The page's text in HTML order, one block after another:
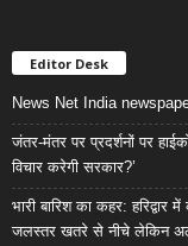
Editor Desk
News Net India
जंतर-मंतर पर प्रदर्शनों पर
विचार करेगी सरकार?’
भारी बारिश का कहर:
जलस्तर खतरे से नीचे लेकिन